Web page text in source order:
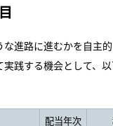
進路に進むかを自主
践する機会として、
配当年次